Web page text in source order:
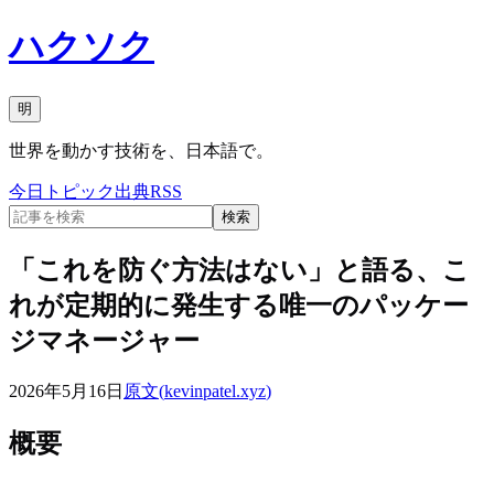
ハクソク
明
世界を動かす技術を、日本語で。
今日 トピック出典RSS
検索
「これを防ぐ方法はない」と語る、こ
れが定期的に発生する唯一のパッケー
ジマネージャー
2026年5月16日 原文(kevinpatel.xyz)
概要